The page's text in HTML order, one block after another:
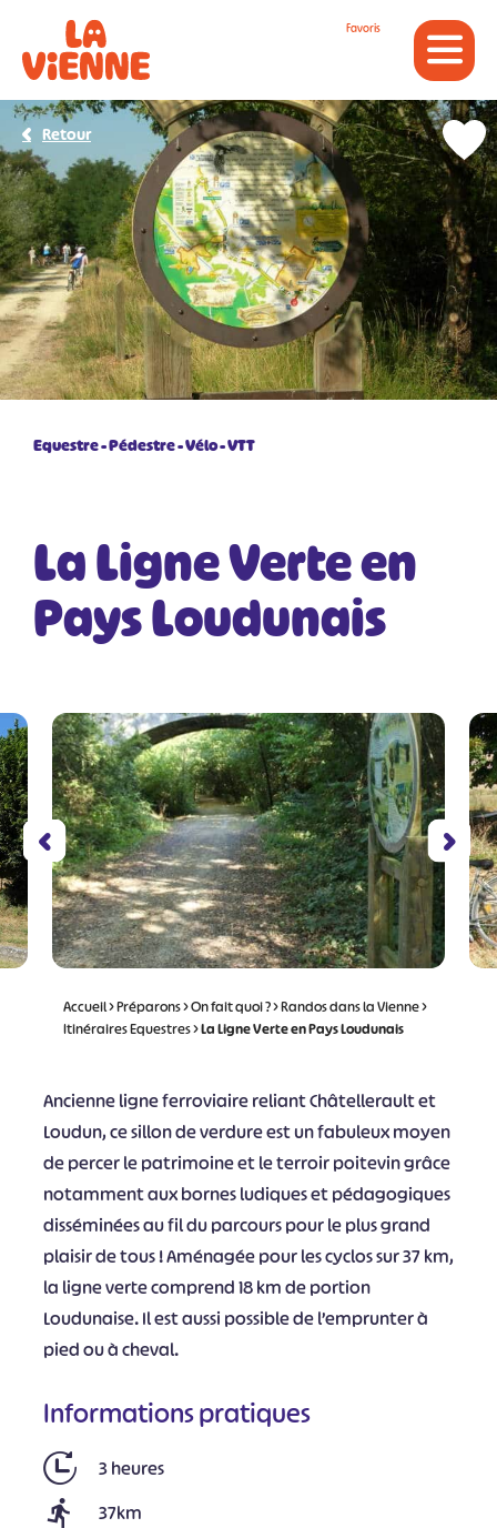
Favoris
Equestre Pédestre Vélo VTT
La Ligne Verte en
Pays Loudunais
Retour
Accueil>Préparons>On fait quoi ?>Randos dans la Vienne>
Itinéraires Equestres>La Ligne Verte en Pays Loudunais
Ancienne ligne ferroviaire reliant Châtellerault et
Loudun, ce sillon de verdure est un fabuleux moyen
de percer le patrimoine et le terroir poitevin grâce
notamment aux bornes ludiques et pédagogiques
disséminées au fil du parcours pour le plus grand
plaisir de tous ! Aménagée pour les cyclos sur 37 km,
la ligne verte comprend 18 km de portion
Loudunaise. Il est aussi possible de l’emprunter à
pied ou à cheval.
Informations pratiques
3 heures
37km